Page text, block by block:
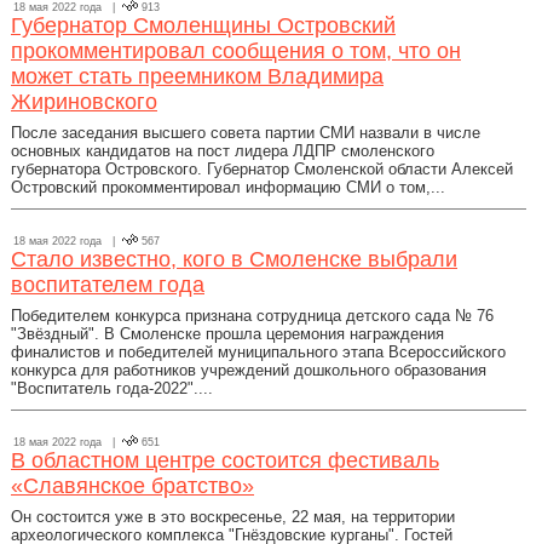
18 мая 2022 года | 913
Губернатор Смоленщины Островский
прокомментировал сообщения о том, что он
может стать преемником Владимира
Жириновского
После заседания высшего совета партии СМИ назвали в числе
основных кандидатов на пост лидера ЛДПР смоленского
губернатора Островского. Губернатор Смоленской области Алексей
Островский прокомментировал информацию СМИ о том,...
18 мая 2022 года | 567
Стало известно, кого в Смоленске выбрали
воспитателем года
Победителем конкурса признана сотрудница детского сада № 76
"Звёздный". В Смоленске прошла церемония награждения
финалистов и победителей муниципального этапа Всероссийского
конкурса для работников учреждений дошкольного образования
"Воспитатель года-2022"....
18 мая 2022 года | 651
В областном центре состоится фестиваль
«Славянское братство»
Он состоится уже в это воскресенье, 22 мая, на территории
археологического комплекса "Гнёздовские курганы". Гостей